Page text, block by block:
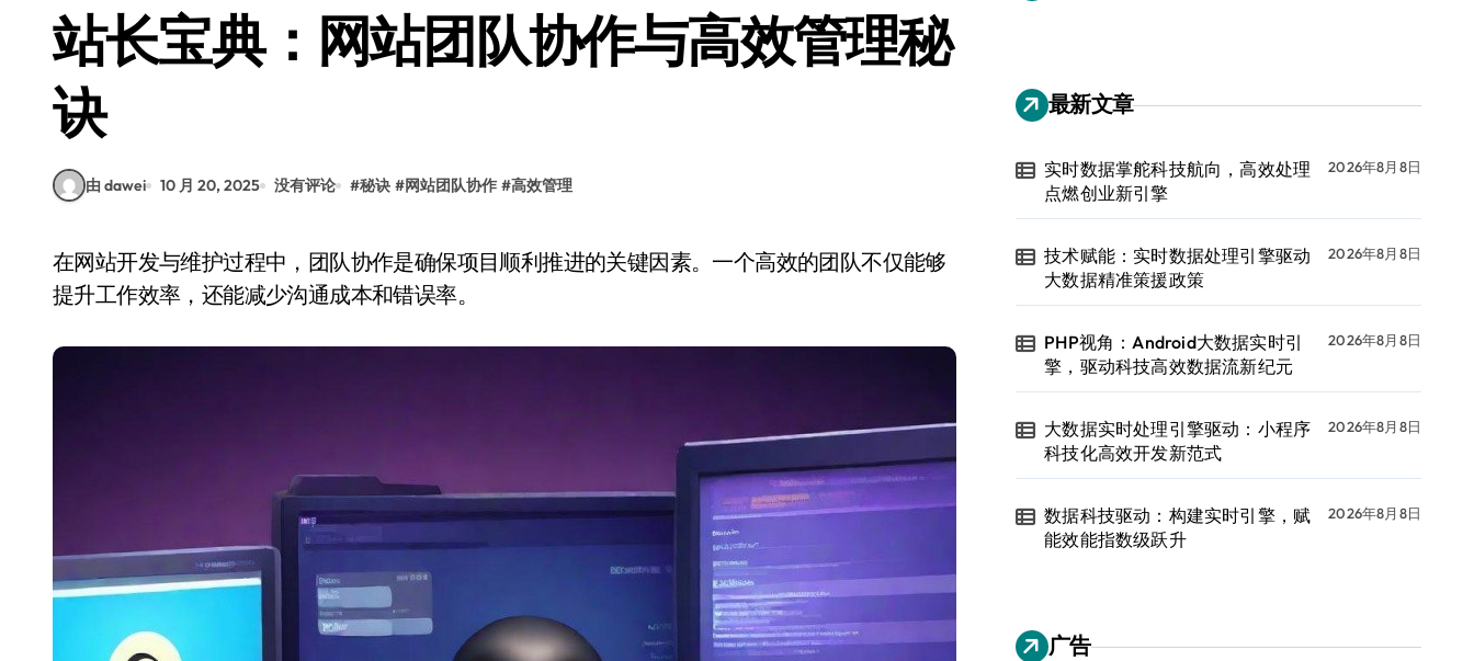
科技赋能故障处理：大数据实时驱动，精准优化信息流
实时数据掌舵科技航向，高效处理点燃创业新引擎
站长宝典：网站团队协作与高效管理秘
诀
由 dawei 10 月 20, 2025 没有评论 #秘诀 #网站团队协作 #高效管理
在网站开发与维护过程中，团队协作是确保项目顺利推进的关键因素。一个高效的团队不仅能够
提升工作效率，还能减少沟通成本和错误率。
最新文章
实时数据掌舵科技航向，高效处理
点燃创业新引擎
2026年8月8日
技术赋能：实时数据处理引擎驱动
大数据精准策援政策
2026年8月8日
PHP视角：Android大数据实时引
擎，驱动科技高效数据流新纪元
2026年8月8日
大数据实时处理引擎驱动：小程序
科技化高效开发新范式
2026年8月8日
数据科技驱动：构建实时引擎，赋
能效能指数级跃升
2026年8月8日
广告